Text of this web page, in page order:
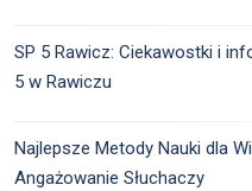
SP 5 Rawicz: Ciekawostki i
5 w Rawiczu
Najlepsze Metody Nauki dla
Angażowanie Słuchaczy